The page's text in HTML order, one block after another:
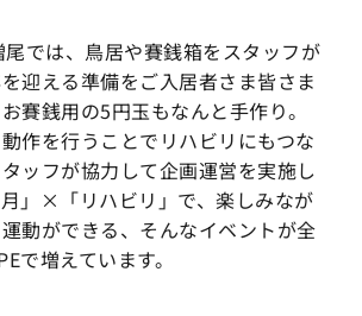
尾では、鳥居や賽銭箱をスタッフが
迎える準備をご入居者さま皆さま
賽銭用の5円玉もなんと手作り。
作を行うことでリハビリにもつな
ッフが協力して企画運営を実施し
」×「リハビリ」で、楽しみなが
動ができる、そんなイベントが全
で増えています。